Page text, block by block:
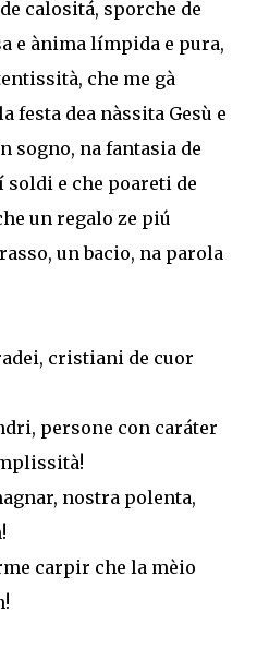
calositá, sporche de
e ànima límpida e pura,
che me gà
festa dea nàssita Gesù e
sogno, na fantasia de
soldi e che poareti de
un regalo ze piú
un bacio, na parola
cristiani de cuor
persone con caráter
nostra polenta,
carpir che la mèio